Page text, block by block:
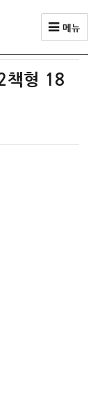
메뉴
책형 18